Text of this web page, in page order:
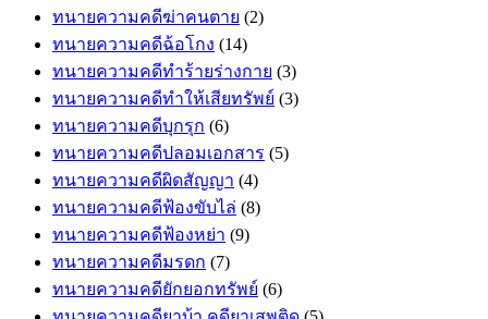
ทนายความคดีฆ่าคนตาย (2)
ทนายความคดีฉ้อโกง (14)
ทนายความคดีทำร้ายร่างกาย (3)
ทนายความคดีทำให้เสียทรัพย์ (3)
ทนายความคดีบุกรุก (6)
ทนายความคดีปลอมเอกสาร (5)
ทนายความคดีผิดสัญญา (4)
ทนายความคดีฟ้องขับไล่ (8)
ทนายความคดีฟ้องหย่า (9)
ทนายความคดีมรดก (7)
ทนายความคดียักยอกทรัพย์ (6)